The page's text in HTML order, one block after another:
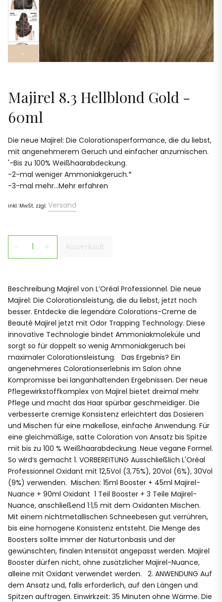
›
Majirel 8.3 Hellblond Gold -
60ml
Die neue Majirel: Die Colorationsperformance, die du liebst,
mit angenehmerem Geruch und einfacher anzumischen.​
'-Bis zu 100% Weißhaarabdeckung.​
-2-mal weniger Ammoniakgeruch.*​
-3-mal mehr...Mehr erfahren
inkl. MwSt. zzgl. Versand
Ausverkauft
Beschreibung Majirel von L’Oréal Professionnel. Die neue
Majirel: Die Colorationsleistung, die du liebst, jetzt noch
besser. Entdecke die legendäre Colorations-Creme de
Beauté Majirel jetzt mit Odor Trapping Technology. Diese
innovative Technologie bindet Ammoniakmoleküle und
sorgt so für doppelt so wenig Ammoniakgeruch bei
maximaler Colorationsleistung. Das Ergebnis? Ein
angenehmeres Colorationserlebnis im Salon ohne
Kompromisse bei langanhaltenden Ergebnissen. Der neue
Pflegewirkstoffkomplex von Majirel bietet dreimal mehr
Pflege und macht das Haar spürbar geschmeidiger. Die
verbesserte cremige Konsistenz erleichtert das Dosieren
und Mischen für eine makellose, einfache Anwendung. Für
eine gleichmäßige, satte Coloration von Ansatz bis Spitze
mit bis zu 100 % Weißhaarabdeckung. Neue vegane Formel.
So wird‘s gemacht 1. VORBEREITUNG Ausschließlich L'Oréal
Professionnel Oxidant mit 12,5Vol (3,75%), 20Vol (6%), 30Vol
(9%) verwenden. Mischen: 15ml Booster + 45ml Majirel-
Nuance + 90ml Oxidant 1 Teil Booster + 3 Teile Majirel-
Nuance, anschließend 1:1,5 mit dem Oxidanten Mischen.
Mit einem nichtmetallischen Schneebesen gut verrühren,
bis eine homogene Konsistenz entsteht. Die Menge des
Boosters sollte immer der Naturtonbasis und der
gewünschten, finalen Intensität angepasst werden. Majirel
Booster dürfen nicht, ohne zusätzlicher Majirel-Nuance,
alleine mit Oxidant verwendet werden. 2. ANWENDUNG Auf
dem Ansatz und, falls erforderlich, auf den Längen und
Spitzen auftragen. Einwirkzeit: 35 Minuten ohne Wärme. Die